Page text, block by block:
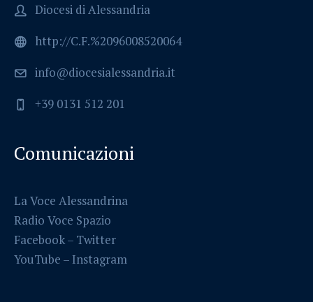
Diocesi di Alessandria
http://C.F.%2096008520064
info@diocesialessandria.it
+39 0131 512 201
Comunicazioni
La Voce Alessandrina
Radio Voce Spazio
Facebook– Twitter
YouTube – Instagram